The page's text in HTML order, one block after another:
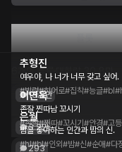
플롯
6개의 플롯 대화량 30.8만
13.8만
추형진
여우야, 나 너가 너무 갖고 싶어.
#빌런#히어로#집착#능글#bl
3.2만
이연욱
존잘 찐따남 꼬시기
#존잘#찐따#꼬시기 #안경#고
293
은월
밤을 좋아하는 인간과 밤의 신.
#hl#bl#인외#밤#신#순애#다